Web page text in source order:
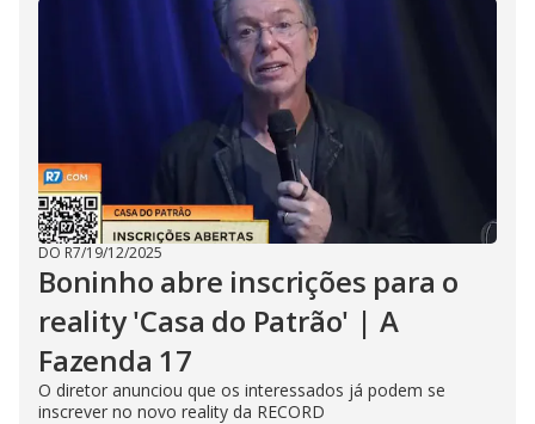
DO R7/19/12/2025
Boninho abre inscrições para o
reality 'Casa do Patrão' | A
Fazenda 17
O diretor anunciou que os interessados já podem se
inscrever no novo reality da RECORD